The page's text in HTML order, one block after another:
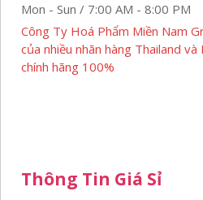
Mon - Sun / 7:00 AM - 8:00 PM
Công Ty Hoá Phẩm Miền Nam
của nhiều nhãn hàng Thailand
chính hãng 100%
Thông Tin Giá Sỉ